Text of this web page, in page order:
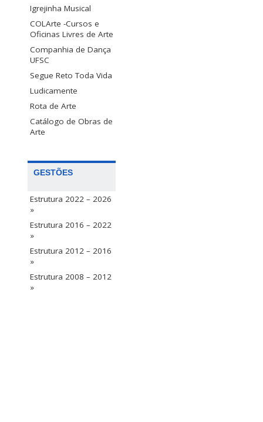
Igrejinha Musical
COLArte -Cursos e
Oficinas Livres de Arte
Companhia de Dança
UFSC
Segue Reto Toda Vida
Ludicamente
Rota de Arte
Catálogo de Obras de
Arte
GESTÕES
Estrutura 2022 – 2026
»
Estrutura 2016 – 2022
»
Estrutura 2012 – 2016
»
Estrutura 2008 – 2012
»